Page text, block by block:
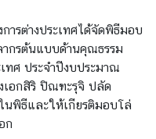
การต่างประเทศได้จัดพิธีมอบ
กรต้นแบบด้านคุณธรรม
เทศ ประจำปีงบประมาณ
เอกสิริ ปิณฑะรุจิ ปลัด
ในพิธีและให้เกียรติมอบโล่
ก